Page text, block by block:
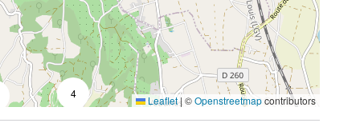
4
Leaflet|©Openstreetmapcontributors